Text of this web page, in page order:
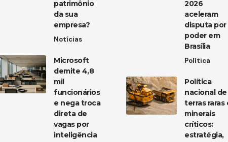
patrimônio
da sua
empresa?
Notícias
Microsoft
demite 4,8
mil
funcionários
e nega troca
direta de
vagas por
inteligência
2026
aceleram
disputa por
poder em
Brasília
Política
Política
nacional de
terras raras
minerais
críticos:
estratégia,